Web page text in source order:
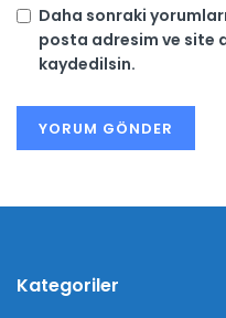
Daha sonraki
posta adresim ve site
kaydedilsin.
Kategoriler